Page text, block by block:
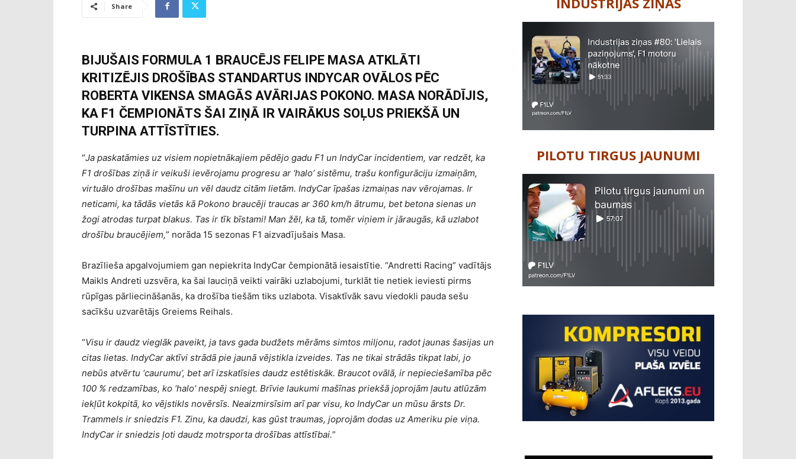
Share
BIJUŠAIS FORMULA 1 BRAUCĒJS FELIPE MASA ATKLĀTI
KRITIZĒJIS DROŠĪBAS STANDARTUS INDYCAR OVĀLOS PĒC
ROBERTA VIKENSA SMAGĀS AVĀRIJAS POKONO. MASA NORĀDĪJIS,
KA F1 ČEMPIONĀTS ŠAI ZIŅĀ IR VAIRĀKUS SOĻUS PRIEKŠĀ UN
TURPINA ATTĪSTĪTIES.
“Ja paskatāmies uz visiem nopietnākajiem pēdējo gadu F1 un IndyCar incidentiem, var redzēt, ka
F1 drošības ziņā ir veikuši ievērojamu progresu ar ‘halo’ sistēmu, trašu konfigurāciju izmaiņām,
virtuālo drošības mašīnu un vēl daudz citām lietām. IndyCar īpašas izmaiņas nav vērojamas. Ir
neticami, ka tādās vietās kā Pokono braucēji traucas ar 360 km/h ātrumu, bet betona sienas un
žogi atrodas turpat blakus. Tas ir tīk bīstami! Man žēl, ka tā, tomēr viņiem ir jāraugās, kā uzlabot
drošību braucējiem,” norāda 15 sezonas F1 aizvadījušais Masa.
Brazīlieša apgalvojumiem gan nepiekrita IndyCar čempionātā iesaistītie. “Andretti Racing” vadītājs
Maikls Andreti uzsvēra, ka šai lauciņā veikti vairāki uzlabojumi, turklāt tie netiek ieviesti pirms
rūpīgas pārliecināšanās, ka drošība tiešām tiks uzlabota. Visaktīvāk savu viedokli pauda sešu
sacīkšu uzvarētājs Greiems Reihals.
“Visu ir daudz vieglāk paveikt, ja tavs gada budžets mērāms simtos miljonu, radot jaunas šasijas un
citas lietas. IndyCar aktīvi strādā pie jaunā vējstikla izveides. Tas ne tikai strādās tikpat labi, jo
nebūs atvērtu ‘caurumu’, bet arī izskatīsies daudz estētiskāk. Braucot ovālā, ir nepieciešamība pēc
100 % redzamības, ko ‘halo’ nespēj sniegt. Brīvie laukumi mašīnas priekšā joprojām ļautu atlūzām
iekļūt kokpitā, ko vējstikls novērsīs. Neaizmirsīsim arī par visu, ko IndyCar un mūsu ārsts Dr.
Trammels ir sniedzis F1. Zinu, ka daudzi, kas gūst traumas, joprojām dodas uz Ameriku pie viņa.
IndyCar ir sniedzis ļoti daudz motrsporta drošības attīstībai.”
PILOTU TIRGUS JAUNUMI